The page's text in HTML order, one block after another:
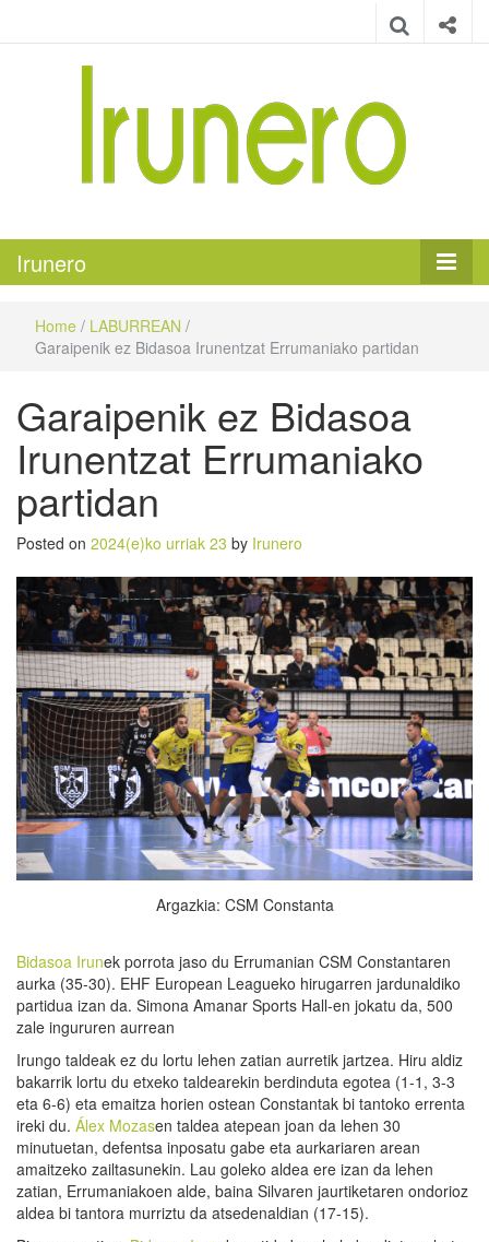
Irunero
Home / LABURREAN /
Garaipenik ez Bidasoa Irunentzat Errumaniako partidan
Garaipenik ez Bidasoa
Irunentzat Errumaniako
partidan
Posted on 2024(e)ko urriak 23 by Irunero
Argazkia: CSM Constanta
Bidasoa Irunek porrota jaso du Errumanian CSM Constantaren
aurka (35-30). EHF European Leagueko hirugarren jardunaldiko
partidua izan da. Simona Amanar Sports Hall-en jokatu da, 500
zale ingururen aurrean
Irungo taldeak ez du lortu lehen zatian aurretik jartzea. Hiru aldiz
bakarrik lortu du etxeko taldearekin berdinduta egotea (1-1, 3-3
eta 6-6) eta emaitza horien ostean Constantak bi tantoko errenta
ireki du. Álex Mozasen taldea atepean joan da lehen 30
minutuetan, defentsa inposatu gabe eta aurkariaren arean
amaitzeko zailtasunekin. Lau goleko aldea ere izan da lehen
zatian, Errumaniakoen alde, baina Silvaren jaurtiketaren ondorioz
aldea bi tantora murriztu da atsedenaldian (17-15).